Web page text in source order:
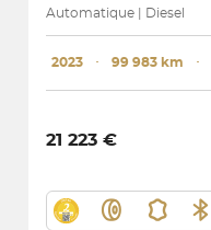
Automatique | Diesel
2023 ･ 99 983 km ･
21 223 €